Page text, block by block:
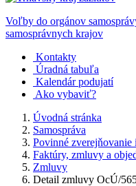
Voľby do orgánov
samosprávnych krajov
Kontakty
Úradná tabuľa
Kalendár podujatí
Ako vybaviť?
Úvodná stránka
Samospráva
Povinné zverejňovanie
Faktúry, zmluvy a
Zmluvy
Detail zmluvy OcÚ/